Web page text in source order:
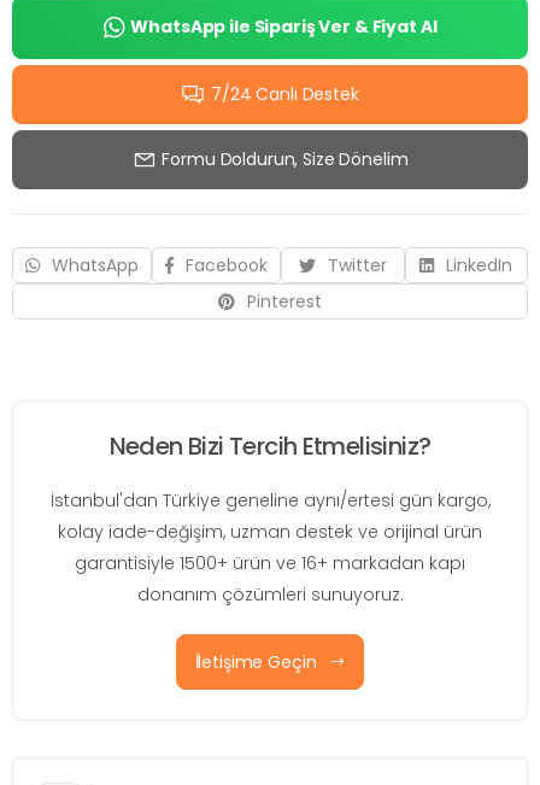
WhatsApp ile Sipariş Ver & Fiyat Al
7/24 Canlı Destek
Formu Doldurun, Size Dönelim
WhatsApp Facebook Twitter
LinkedIn
Pinterest
Neden Bizi Tercih Etmelisiniz?
İstanbul'dan Türkiye geneline aynı/ertesi gün kargo,
kolay iade-değişim, uzman destek ve orijinal ürün
garantisiyle 1500+ ürün ve 16+ markadan kapı
donanım çözümleri sunuyoruz.
İletişime Geçin